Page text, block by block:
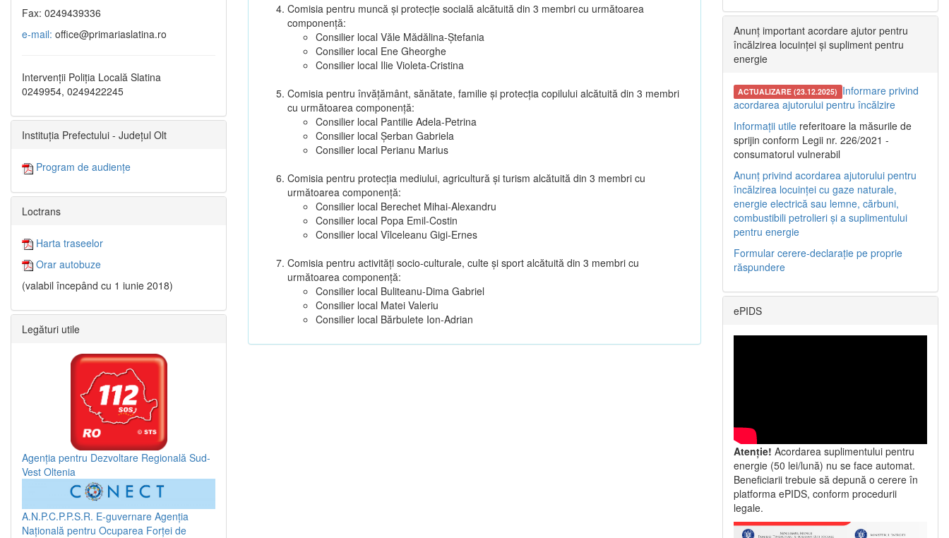
Comisia pentru muncă şi protecţie socială alcătuită din 3 membri cu următoarea
componenţă:
Consilier local Văle Mădălina-Ștefania
Consilier local Ene Gheorghe
Consilier local Ilie Violeta-Cristina
Comisia pentru învăţământ, sănătate, familie şi protecţia copilului alcătuită din 3 membri
cu următoarea componenţă:
Consilier local Pantilie Adela-Petrina
Consilier local Șerban Gabriela
Consilier local Perianu Marius
Comisia pentru protecţia mediului, agricultură şi turism alcătuită din 3 membri cu
următoarea componenţă:
Consilier local Berechet Mihai-Alexandru
Consilier local Popa Emil-Costin
Consilier local Vîlceleanu Gigi-Ernes
Comisia pentru activităţi socio-culturale, culte şi sport alcătuită din 3 membri cu
următoarea componenţă:
Consilier local Buliteanu-Dima Gabriel
Consilier local Matei Valeriu
Consilier local Bărbulete Ion-Adrian
Fax: 0249439336
e-mail: office@primariaslatina.ro
Intervenții Poliția Locală Slatina
0249954, 0249422245
Instituția Prefectului - Județul Olt
Program de audiențe
Loctrans
Harta traseelor
Orar autobuze
(valabil începând cu 1 iunie 2018)
Legături utile
Agenția pentru Dezvoltare Regională Sud-
Vest Oltenia
A.N.P.C.P.P.S.R. E-guvernare Agenția
Națională pentru Ocuparea Forței de
Anunț important acordare ajutor pentru
încălzirea locuinței și supliment pentru
energie
ACTUALIZARE (23.12.2025) Informare privind
acordarea ajutorului pentru încălzire
Informații utile referitoare la măsurile de
sprijin conform Legii nr. 226/2021 -
consumatorul vulnerabil
Anunț privind acordarea ajutorului pentru
încălzirea locuinței cu gaze naturale,
energie electrică sau lemne, cărbuni,
combustibili petrolieri și a suplimentului
pentru energie
Formular cerere-declarație pe proprie
răspundere
ePIDS
Atenție! Acordarea suplimentului pentru
energie (50 lei/lună) nu se face automat.
Beneficiarii trebuie să depună o cerere în
platforma ePIDS, conform procedurii
legale.